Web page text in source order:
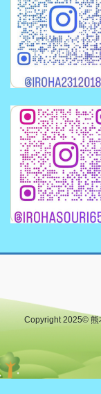
Copyright 2025© 熊